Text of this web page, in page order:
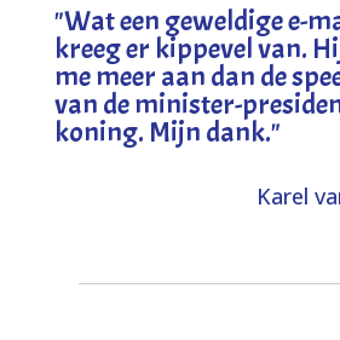
"Wat een geweldige e-
kreeg er kippevel van.
me meer aan dan de
van de minister-
koning. Mijn dank."
Karel